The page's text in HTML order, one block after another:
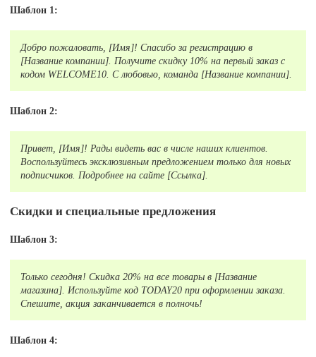
Шаблон 1:
Добро пожаловать, [Имя]! Спасибо за регистрацию в
[Название компании]. Получите скидку 10% на первый заказ с
кодом WELCOME10. С любовью, команда [Название компании].
Шаблон 2:
Привет, [Имя]! Рады видеть вас в числе наших клиентов.
Воспользуйтесь эксклюзивным предложением только для новых
подписчиков. Подробнее на сайте [Ссылка].
Скидки и специальные предложения
Шаблон 3:
Только сегодня! Скидка 20% на все товары в [Название
магазина]. Используйте код TODAY20 при оформлении заказа.
Спешите, акция заканчивается в полночь!
Шаблон 4: